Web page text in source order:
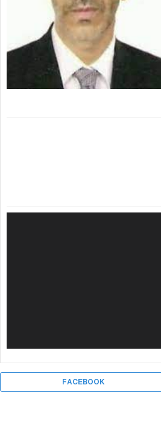
FACEBOOK